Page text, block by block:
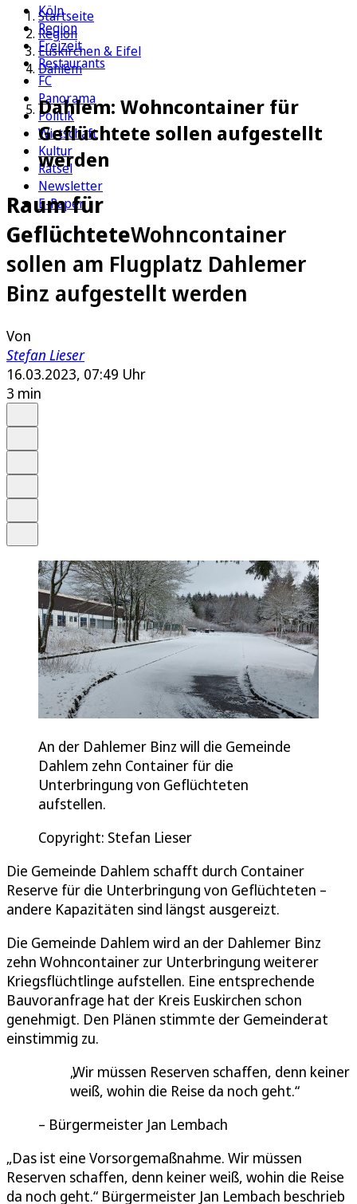
Köln
Region
Freizeit
Restaurants
FC
Panorama
Politik
Wirtschaft
Kultur
Rätsel
Newsletter
E-Paper
Startseite
Region
Euskirchen & Eifel
Dahlem
Dahlem: Wohncontainer für
Geflüchtete sollen aufgestellt
werden
Raum für
GeflüchteteWohncontainer
sollen am Flugplatz Dahlemer
Binz aufgestellt werden
Von
Stefan Lieser
16.03.2023, 07:49 Uhr
3 min
An der Dahlemer Binz will die Gemeinde
Dahlem zehn Container für die
Unterbringung von Geflüchteten
aufstellen.
Copyright: Stefan Lieser
Die Gemeinde Dahlem schafft durch Container
Reserve für die Unterbringung von Geflüchteten –
andere Kapazitäten sind längst ausgereizt.
Die Gemeinde Dahlem wird an der Dahlemer Binz
zehn Wohncontainer zur Unterbringung weiterer
Kriegsflüchtlinge aufstellen. Eine entsprechende
Bauvoranfrage hat der Kreis Euskirchen schon
genehmigt. Den Plänen stimmte der Gemeinderat
einstimmig zu.
Wir müssen Reserven schaffen, denn keiner
weiß, wohin die Reise da noch geht.
Bürgermeister Jan Lembach
„Das ist eine Vorsorgemaßnahme. Wir müssen
Reserven schaffen, denn keiner weiß, wohin die Reise
da noch geht.“ Bürgermeister Jan Lembach beschrieb